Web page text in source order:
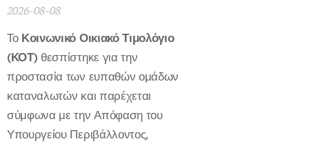
2026-08-08
Το Κοινωνικό Οικιακό Τιμολόγιο
(ΚΟΤ) θεσπίστηκε για την
προστασία των ευπαθών ομάδων
καταναλωτών και παρέχεται
σύμφωνα με την Απόφαση του
Υπουργείου Περιβάλλοντος,